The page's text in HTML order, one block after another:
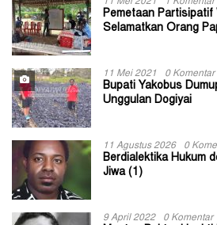
Pemetaan Partisipatif
Selamatkan Orang
11 Mei 2021 0 Komentar
Bupati Yakobus
Unggulan Dogiyai
11 Agustus 2026 0
Berdialektika Hukum
Jiwa (1)
9 April 2022 0 Komentar